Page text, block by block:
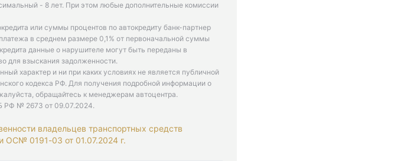
- 8 лет. При этом любые дополнительные комиссии
или суммы процентов по автокредиту банк-партнер
в среднем размере 0,1% от первоначальной суммы
данные о нарушителе могут быть переданы в
для взыскания задолженности.
характер и ни при каких условиях не является публичной
кодекса РФ. Для получения подробной информации о
обращайтесь к менеджерам автоцентра.
РФ № 2673 от 09.07.2024.
владельцев транспортных средств
ОС№ 0191-03 от 01.07.2024 г.